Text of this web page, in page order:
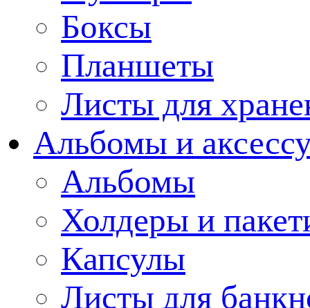
Боксы
Планшеты
Листы для
Альбомы и
Альбомы
Холдеры и
Капсулы
Листы для